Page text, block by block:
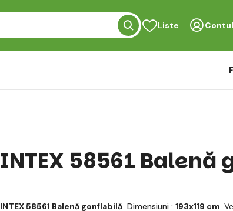
Liste
INTEX 58561 Balenă
INTEX 58561 Balenă gonflabilă Dimensiuni : 193x119 cm.